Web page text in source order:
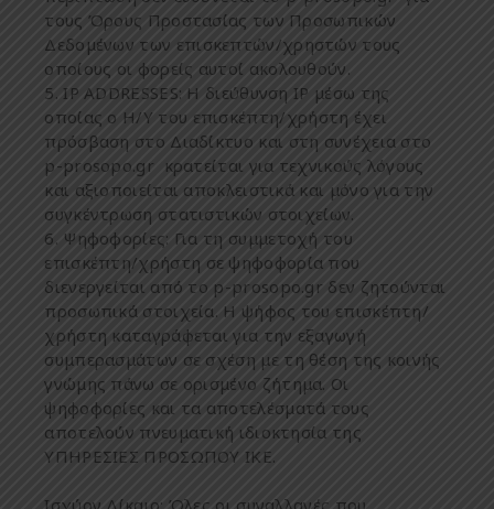
τους Όρους Προστασίας των Προσωπικών
Δεδο μένων των επισκεπτών/ χρηστών τους
οποίους οι φορείς αυτοί ακολουθούν.
IP ADDRESSΕ S: Η διεύθυνση IP μέσω της
οποίας ο Η/Υ του επισκέπτη/χρήστη έχει
πρόσβαση στο Διαδίκτυο και στη συνέχεια στο
p-prosopo.gr κρατείται για τεχνικούς λόγους
και αξιοποιείται αποκλειστικά και μόνο για την
συγκέντρωση στατιστικών στοιχείων.
Ψηφοφορίες: Για τη συ μμετοχή του
ε πισκέπτη/χρήστη σε ψηφοφορία που
διενεργείται από το p-prosopo.gr δεν ζητούνται
προσωπικά στοιχεία. Η ψήφος του επισκέπτη/
χρήστη καταγράφεται για την εξαγωγή
συμπερασμάτων σε σχέση με τη θέση της κοινής
γνώμ ης πάνω σε ορισμένο ζήτημα. Οι
ψηφοφορίες και τα αποτελέσματά τους
αποτελούν πνευ ματική ιδιοκτησία της
ΥΠΗΡΕΣΙΕΣ ΠΡΟΣΩΠΟΥ ΙΚΕ.
Ισχύον Δίκαιο: Όλες οι συναλλαγές που